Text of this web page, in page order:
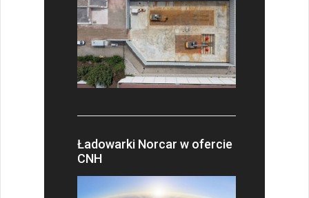
Ładowarki Norcar w ofercie
CNH